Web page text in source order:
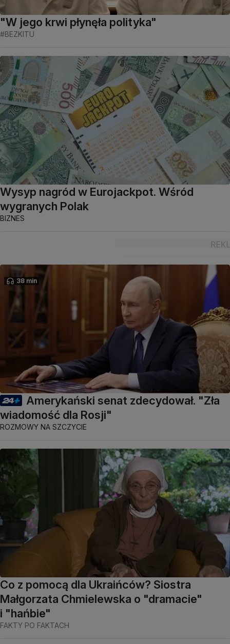
"W jego krwi płynęła polityka"
#BEZKITU
Wysyp nagród w Eurojackpot. Wśród
wygranych Polak
BIZNES
38 min
Amerykański senat zdecydował. "Zła
wiadomość dla Rosji"
ROZMOWY NA SZCZYCIE
Co z pomocą dla Ukraińców? Siostra
Małgorzata Chmielewska o "dramacie"
i "hańbie"
FAKTY PO FAKTACH